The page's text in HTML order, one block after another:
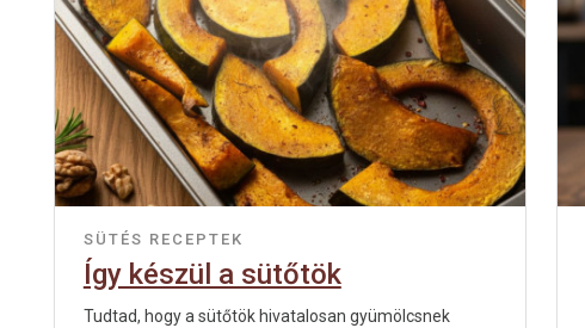
SÜTÉS RECEPTEK
Így készül a sütőtök
Tudtad, hogy a sütőtök hivatalosan gyümölcsnek